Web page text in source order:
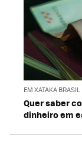
EM XATAKA BRASIL
Quer saber
dinheiro em